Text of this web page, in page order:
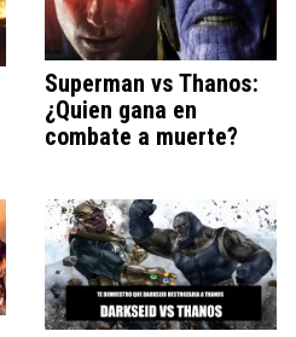
Superman vs Thanos:
¿Quien gana en
combate a muerte?